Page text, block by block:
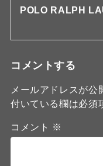
POLO RALPH
コメントする
メールアドレスが公
付いている欄は必須
コメント ※